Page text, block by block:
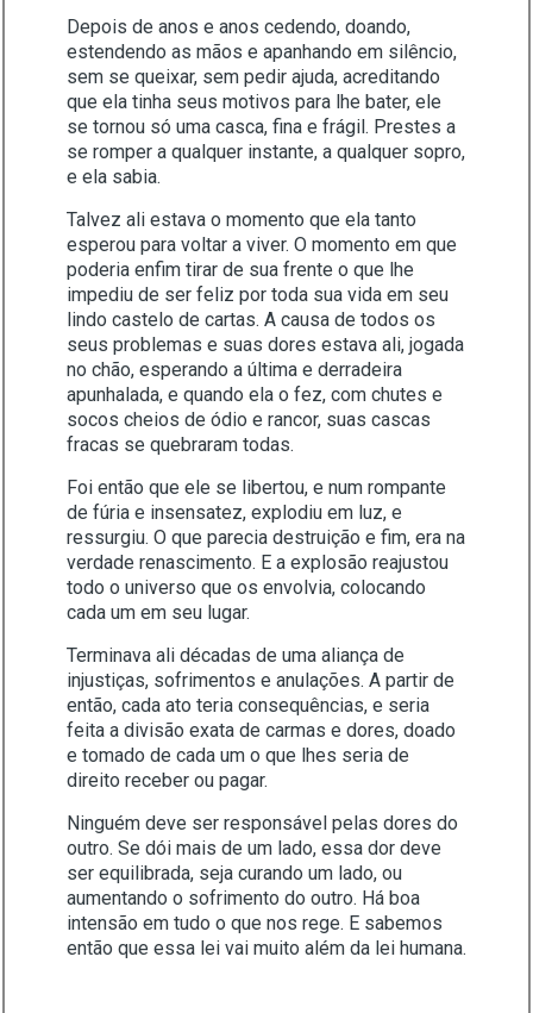
Depois de anos e anos cedendo, doando,
estendendo as mãos e apanhando em silêncio,
sem se queixar, sem pedir ajuda, acreditando
que ela tinha seus motivos para lhe bater, ele
se tornou só uma casca, fina e frágil. Prestes a
se romper a qualquer instante, a qualquer sopro,
e ela sabia.
Talvez ali estava o momento que ela tanto
esperou para voltar a viver. O momento em que
poderia enfim tirar de sua frente o que lhe
impediu de ser feliz por toda sua vida em seu
lindo castelo de cartas. A causa de todos os
seus problemas e suas dores estava ali, jogada
no chão, esperando a última e derradeira
apunhalada, e quando ela o fez, com chutes e
socos cheios de ódio e rancor, suas cascas
fracas se quebraram todas.
Foi então que ele se libertou, e num rompante
de fúria e insensatez, explodiu em luz, e
ressurgiu. O que parecia destruição e fim, era na
verdade renascimento. E a explosão reajustou
todo o universo que os envolvia, colocando
cada um em seu lugar.
Terminava ali décadas de uma aliança de
injustiças, sofrimentos e anulações. A partir de
então, cada ato teria consequências, e seria
feita a divisão exata de carmas e dores, doado
e tomado de cada um o que lhes seria de
direito receber ou pagar.
Ninguém deve ser responsável pelas dores do
outro. Se dói mais de um lado, essa dor deve
ser equilibrada, seja curando um lado, ou
aumentando o sofrimento do outro. Há boa
intensão em tudo o que nos rege. E sabemos
então que essa lei vai muito além da lei humana.